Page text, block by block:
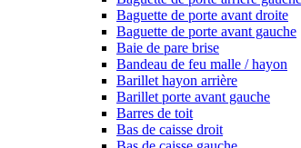
Baguette de porte avant droite
Baguette de porte avant gauche
Baie de pare brise
Bandeau de feu malle / hayon
Barillet hayon arrière
Barillet porte avant gauche
Barres de toit
Bas de caisse droit